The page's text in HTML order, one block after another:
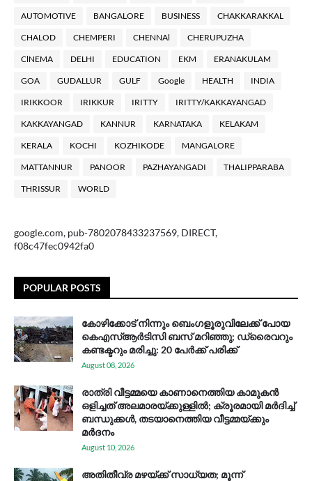
AUTOMOTIVE BANGALORE BUSINESS CHAKKARAKKAL
CHALOD CHEMPERI CHENNAl CHERUPUZHA
ClNEMA DELHI EDUCATION EKM ERANAKULAM
GOA GUDALLUR GULF Google HEALTH INDIA
IRIKKOOR IRIKKUR IRITTY IRITTY/KAKKAYANGAD
KAKKAYANGAD KANNUR KARNATAKA KELAKAM
KERALA KOCHI KOZHIKODE MANGALORE
MATTANNUR PANOOR PAZHAYANGADI THALIPPARABA
THRISSUR WORLD
google.com, pub-7802078433237569, DIRECT,
f08c47fec0942fa0
POPULAR POSTS
കോഴിക്കോട് നിന്നും ബെംഗളൂരുവിലേക്ക് പോയ
കെഎസ്ആര്‍ടിസി ബസ് മറിഞ്ഞു; ഡ്രൈവറും
കണ്ടക്ടറും മരിച്ചു: 20 പേര്‍ക്ക് പരിക്ക്
August 08, 2026
രാത്രി വീട്ടമ്മയെ കാണാനെത്തിയ കാമുകൻ
ഒളിച്ചത് അലമാരയ്ക്കുള്ളിൽ; ക്രൂരമായി മർദിച്ച്
ബന്ധുക്കൾ, തടയാനെത്തിയ വീട്ടമ്മയ്ക്കും
മർദനം
August 10, 2026
അതിതീവ്ര മഴയ്ക്ക് സാധ്യത; മൂന്ന്